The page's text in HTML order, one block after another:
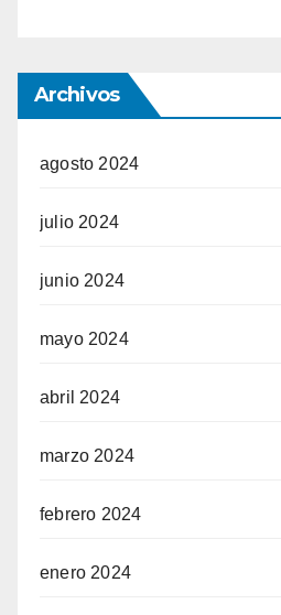
Archivos
agosto 2024
julio 2024
junio 2024
mayo 2024
abril 2024
marzo 2024
febrero 2024
enero 2024